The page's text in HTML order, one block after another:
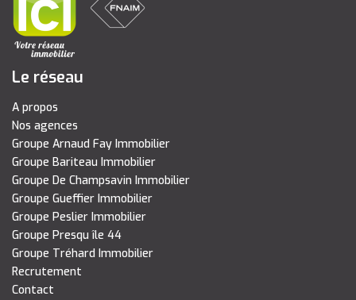
Le réseau
A propos
Nos agences
Groupe Arnaud Fay Immobilier
Groupe Bariteau Immobilier
Groupe De Champsavin Immobilier
Groupe Gueffier Immobilier
Groupe Peslier Immobilier
Groupe Presqu île 44
Groupe Tréhard Immobilier
Recrutement
Contact